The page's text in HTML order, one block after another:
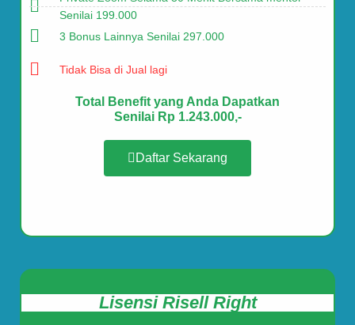
Senilai 199.000
3 Bonus Lainnya Senilai 297.000
Tidak Bisa di Jual lagi
Total Benefit yang Anda Dapatkan
Senilai Rp 1.243.000,-
Daftar Sekarang
Lisensi Risell Right